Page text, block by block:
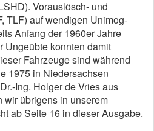
Vorauslösch- und
TLF) auf wendigen Unimog-
Anfang der 1960er Jahre
Ungeübte konnten damit
Fahrzeuge sind während
1975 in Niedersachsen
Ing. Holger de Vries aus
wir übrigens in unserem
ab Seite 16 in dieser Ausgabe.